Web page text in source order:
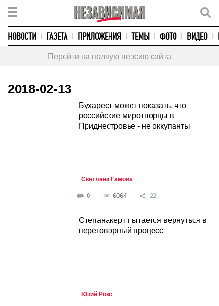
НОВОСТИ ГАЗЕТА ПРИЛОЖЕНИЯ ТЕМЫ ФОТО ВИДЕО
Перейти на полную версию сайта
2018-02-13
Бухарест может показать, что
российские миротворцы в
Приднестровье - не оккупанты
Светлана Гамова
0 6064 22
Степанакерт пытается вернуться в
переговорный процесс
Юрий Рокс